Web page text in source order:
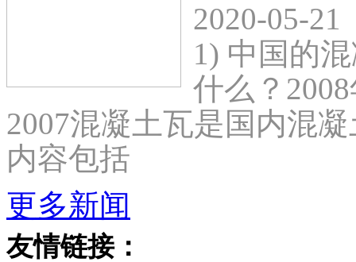
2020-05-21
1) 中国的
什么？
2007混凝土瓦是国内混
内容包括
更多新闻
友情链接：